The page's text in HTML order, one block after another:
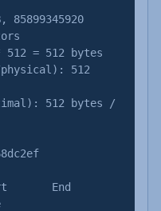
= 512 bytes
512
512 bytes /
End